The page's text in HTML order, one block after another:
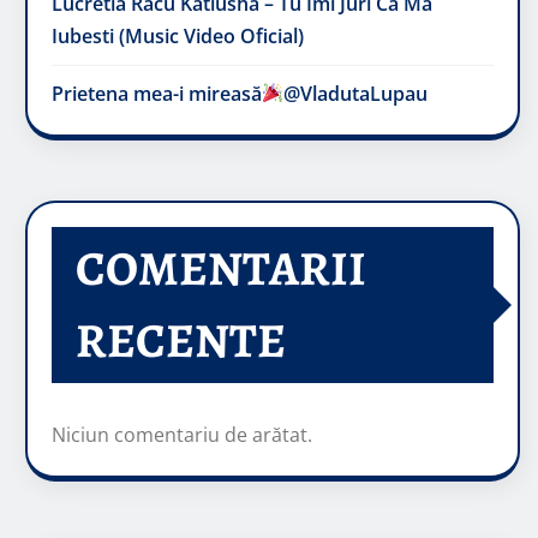
Iubesti (Music Video Oficial)
Prietena mea-i mireasă​ @VladutaLupau
COMENTARII
RECENTE
Niciun comentariu de arătat.